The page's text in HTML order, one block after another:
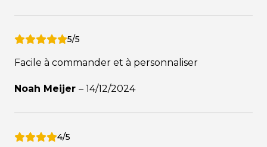
5/5
Facile à commander et à personnaliser
Noah Meijer – 14/12/2024
4/5